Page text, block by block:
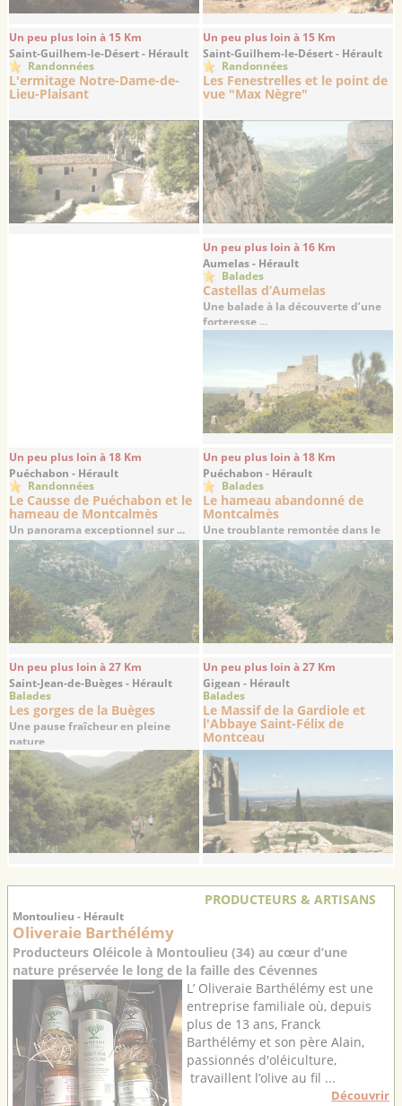
Un peu plus loin à 15 Km
Saint-Guilhem-le-Désert - Hérault
Randonnées
L'ermitage Notre-Dame-de-
Lieu-Plaisant
Un peu plus loin à 15 Km
Saint-Guilhem-le-Désert - Hérault
Randonnées
Les Fenestrelles et le point de
vue "Max Nègre"
Un peu plus loin à 16 Km
Aumelas - Hérault
Balades
Castellas d’Aumelas
Une balade à la découverte d’une
forteresse ...
Un peu plus loin à 18 Km
Puéchabon - Hérault
Randonnées
Le Causse de Puéchabon et le
hameau de Montcalmès
Un panorama exceptionnel sur ...
Un peu plus loin à 18 Km
Puéchabon - Hérault
Balades
Le hameau abandonné de
Montcalmès
Une troublante remontée dans le
temps
Un peu plus loin à 27 Km
Saint-Jean-de-Buèges - Hérault
Balades
Les gorges de la Buèges
Une pause fraîcheur en pleine
nature
Un peu plus loin à 27 Km
Gigean - Hérault
Balades
Le Massif de la Gardiole et
l'Abbaye Saint-Félix de
Montceau
PRODUCTEURS & ARTISANS
Montoulieu - Hérault
Oliveraie Barthélémy
Producteurs Oléicole à Montoulieu (34) au cœur d’une
nature préservée le long de la faille des Cévennes
L’ Oliveraie Barthélémy est une
entreprise familiale où, depuis
plus de 13 ans, Franck
Barthélémy et son père Alain,
passionnés d'oléiculture,
travaillent l’olive au fil ...
Découvrir